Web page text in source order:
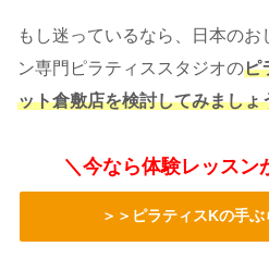
もし迷っているなら、日本の
ン専門ピラティススタジオのピ
ット倉敷店を検討してみましょ
＼今なら体験レッスン
＞＞ピラティスKの手